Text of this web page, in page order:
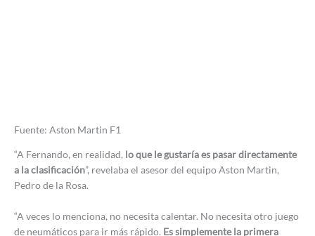
Fuente: Aston Martin F1
“A Fernando, en realidad, lo que le gustaría es pasar directamente
a la clasificación”, revelaba el asesor del equipo Aston Martin,
Pedro de la Rosa.
“A veces lo menciona, no necesita calentar. No necesita otro juego
de neumáticos para ir más rápido. Es simplemente la primera